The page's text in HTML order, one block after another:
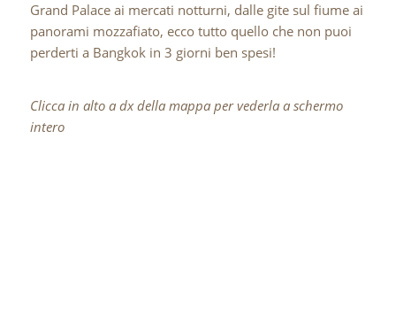
Grand Palace ai mercati notturni, dalle gite sul fiume ai
panorami mozzafiato, ecco tutto quello che non puoi
perderti a Bangkok in 3 giorni ben spesi!
Clicca in alto a dx della mappa per vederla a schermo
intero